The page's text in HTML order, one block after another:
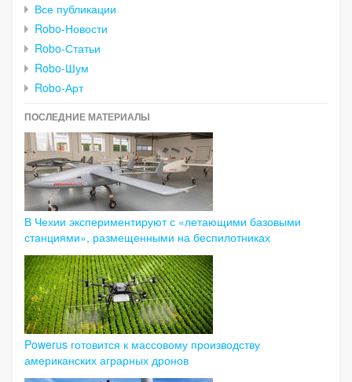
Все публикации
Robo-Новости
Robo-Статьи
Robo-Шум
Robo-Арт
ПОСЛЕДНИЕ МАТЕРИАЛЫ
В Чехии экспериментируют с «летающими базовыми
станциями», размещенными на беспилотниках
Powerus готовится к массовому производству
американских аграрных дронов